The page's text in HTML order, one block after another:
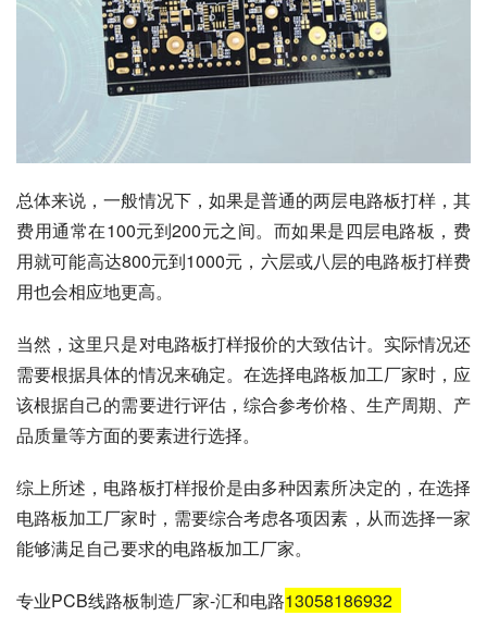
总体来说，一般情况下，如果是普通的两层电路板打样，其
费用通常在100元到200元之间。而如果是四层电路板，费
用就可能高达800元到1000元，六层或八层的电路板打样费
用也会相应地更高。
当然，这里只是对电路板打样报价的大致估计。实际情况还
需要根据具体的情况来确定。在选择电路板加工厂家时，应
该根据自己的需要进行评估，综合参考价格、生产周期、产
品质量等方面的要素进行选择。
综上所述，电路板打样报价是由多种因素所决定的，在选择
电路板加工厂家时，需要综合考虑各项因素，从而选择一家
能够满足自己要求的电路板加工厂家。
专业PCB线路板制造厂家-汇和电路13058186932